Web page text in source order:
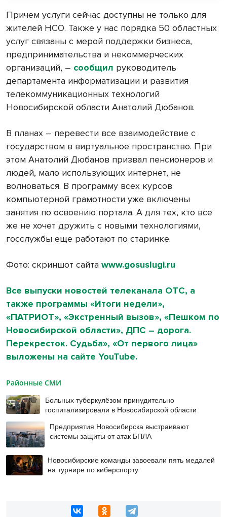
Причем услуги сейчас доступны не только для
жителей НСО. Также у нас порядка 50 областных
услуг связаны с мерой поддержки бизнеса,
предпринимательства и некоммерческих
организаций, – сообщил руководитель
департамента информатизации и развития
телекоммуникационных технологий
Новосибирской области Анатолий Дюбанов.
В планах – перевести все взаимодействие с
государством в виртуальное пространство. При
этом Анатолий Дюбанов призвал пенсионеров и
людей, мало использующих интернет, не
волноваться. В программу всех курсов
компьютерной грамотности уже включены
занятия по освоению портала. А для тех, кто все
же не хочет дружить с новыми технологиями,
госслужбы еще работают по старинке.
Фото: скриншот сайта www.gosuslugi.ru
Все выпуски новостей телеканала ОТС, а
также программы «Итоги недели»,
«ПАТРИОТ», «Экстренный вызов», «Пешком по
Новосибирской области», ДПС – дорога.
Перекресток. Судьба», «От первого лица»
выложены на сайте YouTube.
Районные СМИ
Больных туберкулёзом принудительно
госпитализировали в Новосибирской области
Предприятия Новосибирска выстраивают
системы защиты от атак БПЛА
Новосибирские команды завоевали пять медалей
на турнире по киберспорту